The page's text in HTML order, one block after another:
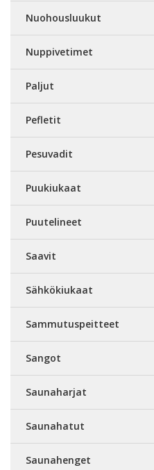
Nuohousluukut
Nuppivetimet
Paljut
Pefletit
Pesuvadit
Puukiukaat
Puutelineet
Saavit
Sähkökiukaat
Sammutuspeitteet
Sangot
Saunaharjat
Saunahatut
Saunahenget